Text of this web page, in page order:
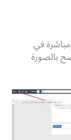
في
بالصورة